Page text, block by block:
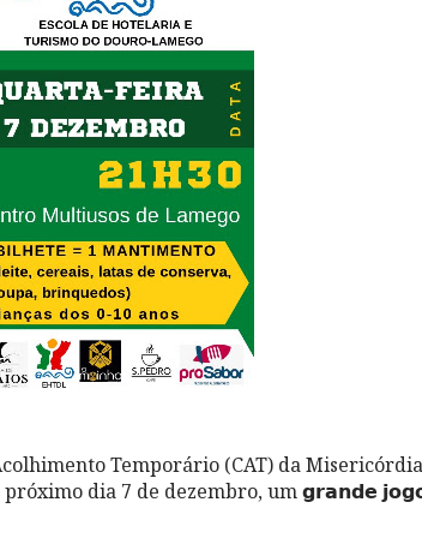
Temporário (CAT) da Misericórdia
dia 7 de dezembro, um 𝗴𝗿𝗮𝗻𝗱𝗲